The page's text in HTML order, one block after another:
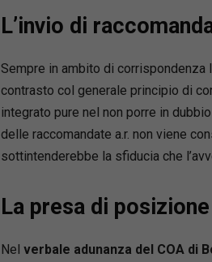
L’invio di
Sempre in ambito di corrispondenza
contrasto col generale principio di
integrato pure nel non porre in
delle raccomandate a.r. non viene
sottintenderebbe la sfiducia che
La presa di
Nel verbale adunanza del COA di